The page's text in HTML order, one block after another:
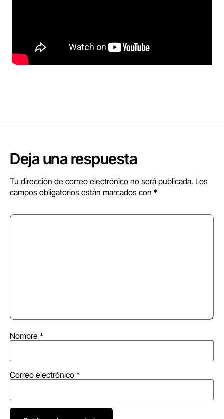
Deja una respuesta
Tu dirección de correo electrónico no será publicada. Los
campos obligatorios están marcados con *
Nombre *
Correo electrónico *